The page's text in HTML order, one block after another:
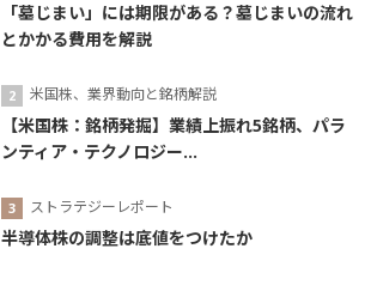
「墓じまい」には期限がある？墓じまいの流れ
とかかる費用を解説
米国株、業界動向と銘柄解説
【米国株：銘柄発掘】業績上振れ5銘柄、パラ
ンティア・テクノロジー...
ストラテジーレポート
半導体株の調整は底値をつけたか